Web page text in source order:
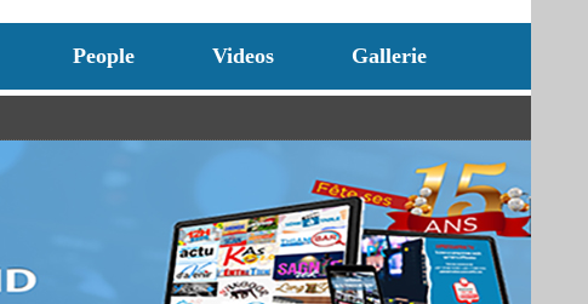
People Videos Gallerie